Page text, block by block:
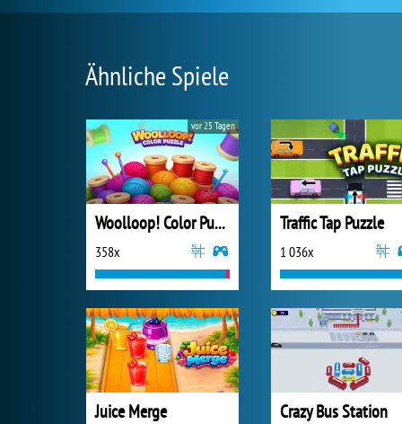
Ähnliche Spiele
Woolloop! Color Puzzle
358x
vor 25 Tagen
Traffic Tap Puzzle
1 036x
Juice Merge Crazy Bus Station